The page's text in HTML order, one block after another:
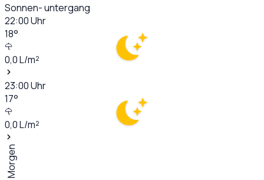
Sonnen- untergang
22:00Uhr
18°
0,0L/m²
23:00Uhr
17°
0,0L/m²
Morgen